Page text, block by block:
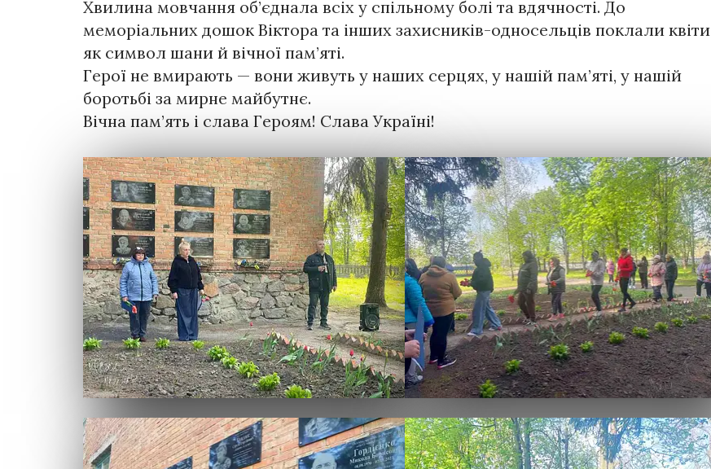
Хвилина мовчання об’єднала всіх у спільному болі та вдячності. До
меморіальних дошок Віктора та інших захисників-односельців поклали квіти
як символ шани й вічної пам’яті.
Герої не вмирають — вони живуть у наших серцях, у нашій пам’яті, у нашій
боротьбі за мирне майбутнє.
Вічна пам’ять і слава Героям! Слава Україні!